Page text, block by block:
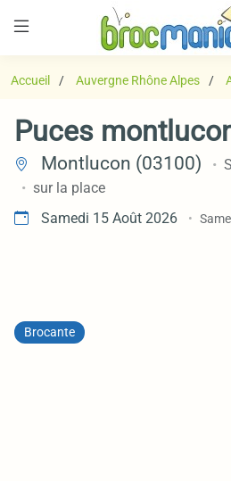
Accueil Auvergne Rhône Alpes
Puces
Montlucon (03100)
sur la place
Samedi 15 Août 2026
Brocante